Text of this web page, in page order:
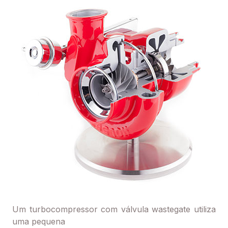
Um turbocompressor com válvula wastegate utiliza
uma pequena